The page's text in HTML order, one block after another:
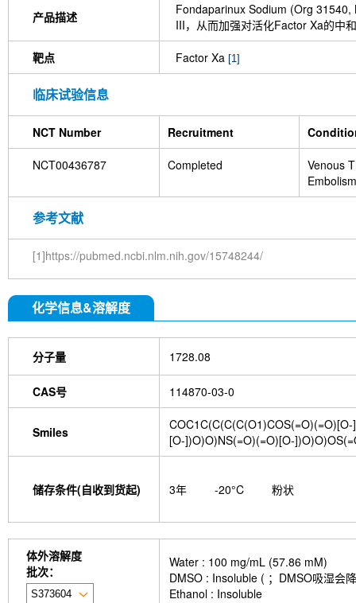
产品描述
Fondaparinux Sodium (Org
III，从而加强对活化Factor Xa的中
靶点 Factor Xa [1]
临床试验信息
NCT Number Recruitment
NCT00436787 Completed
Venous
Embolism
参考文献
[1]https://pubmed.ncbi.nlm.nih.gov/15748244/
化学信息&溶解度
分子量 1728.08
CAS号 114870-03-0
Smiles
[O-])O)O)NS(=O)(=O)[O-
储存条件(自收到货起) 3年 -20°C 粉状
体外溶解度
批次：
Water : 100 mg/mL (57.86 mM)
DMSO : Insoluble ( ；DMSO吸湿会
Ethanol : Insoluble